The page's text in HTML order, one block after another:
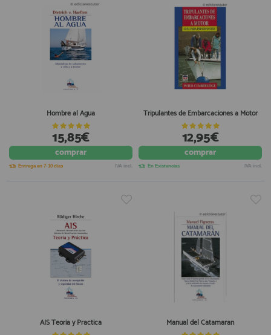
Hombre al Agua
15,85€
comprar
Entrega en 7-10 días IVA incl.
Tripulantes de Embarcaciones a Motor
12,95€
comprar
En Existencias IVA incl.
AIS Teoria y Practica Manual del Catamaran